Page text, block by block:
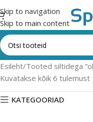
Skip to navigation
Skip to main content
Esileht Tooted siltidega
Kuvatakse kõik 6 tulemust
KATEGOORIAD